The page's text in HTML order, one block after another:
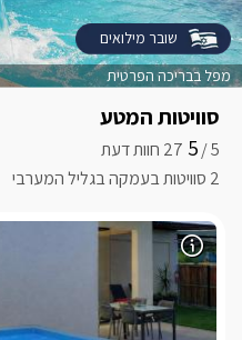
סוויטות המטע
5 /
5
2 סוויטות בעמקה בגליל המערבי
מפל בבריכה הפרטית
שובר מילואים